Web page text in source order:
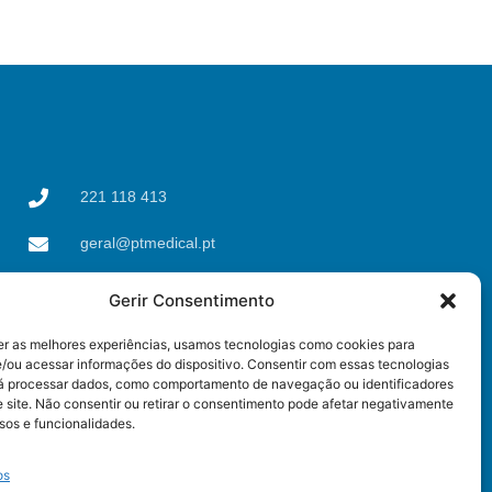
Gerir Consentimento
as melhores experiências, usamos tecnologias como cookies para
ou acessar informações do dispositivo. Consentir com essas tecnologias
processar dados, como comportamento de navegação ou identificadores
site. Não consentir ou retirar o consentimento pode afetar negativamente
e funcionalidades.
221 118 413
geral@ptmedical.pt
4425-051 Águas Santas,